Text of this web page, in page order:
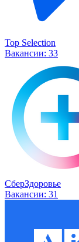
Top Selection
Вакансии: 33
СберЗдоровье
Вакансии: 31